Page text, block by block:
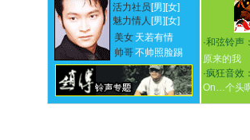
活力社员 [男] [女]
魅力情人 [男] [女]
美女 天若有情
帅哥不帅照脸踢
·和弦铃声：
原来的我
·疯狂音效：
On…个头